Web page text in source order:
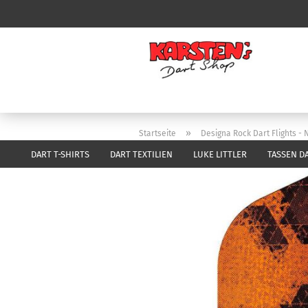
DART T-SHIRTS DART TEXTILIEN LUKE LITTLER TASSEN
Startseite » Designa Rock Dart Flights -